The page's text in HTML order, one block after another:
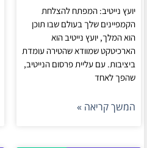
יועץ נייטיב: המפתח להצלחת
הקמפיינים שלך בעולם שבו תוכן
הוא המלך, יועץ נייטיב הוא
הארכיטקט שמוודא שהטירה עומדת
ביציבות. עם עליית פרסום הנייטיב,
שהפך לאחד
המשך קריאה »